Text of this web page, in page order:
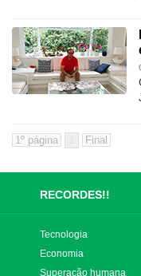
RECORDES!!
Tecnologia
Economia
Superação humana